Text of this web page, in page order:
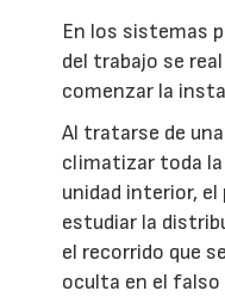
En los sistemas
del trabajo se
comenzar la
Al tratarse de
climatizar toda la
unidad interior,
estudiar la
el recorrido que
oculta en el